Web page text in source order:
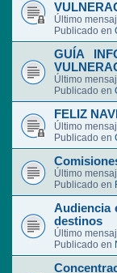
Último
Publicado en
GUÍA
Último
Publicado en
FELIZ
Último
Publicado en
Último
Publicado en
Audiencia
destinos
Último
Publicado en